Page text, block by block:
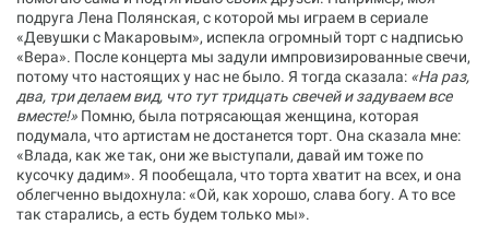
подруга Лена Полянская, с которой мы играем в сериале
«‎Девушки с Макаровым»,‎ испекла огромный торт с надписью
«Вера». После концерта мы задули импровизированные свечи,
потому что настоящих у нас не было. Я тогда сказала: «На раз,
два, три делаем вид, что тут тридцать свечей и задуваем все
вместе!» Помню, была потрясающая женщина, которая
подумала, что артистам не достанется торт. Она сказала мне:
«Влада, как же так, они же выступали, давай им тоже по
кусочку дадим»‎. Я пообещала, что торта хватит на всех, и она
облегченно выдохнула: «Ой, как хорошо, слава богу. А то все
так старались, а есть будем только мы».